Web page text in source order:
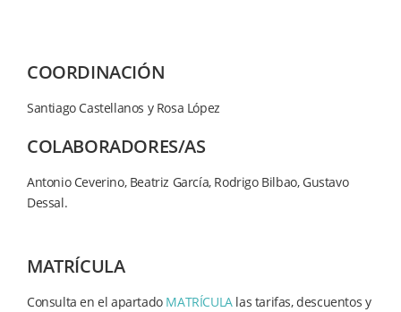
COORDINACIÓN
Santiago Castellanos y Rosa López
COLABORADORES/AS
Antonio Ceverino, Beatriz García, Rodrigo Bilbao, Gustavo
Dessal.
MATRÍCULA
Consulta en el apartado MATRÍCULAlas tarifas, descuentos y